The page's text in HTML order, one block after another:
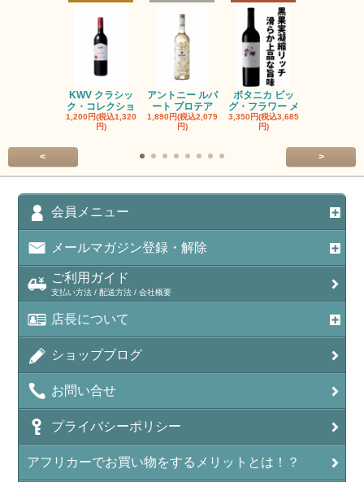
KWV クラシッ
ク・コレクショ
1,200円(税込1,320
円)
アントニー ルパ
ート プロテア
1,890円(税込2,079
円)
ボタニカ ビッ
グ・フラワー メ
3,350円(税込3,685
円)
< >
会員メニュー
メールマガジン登録・解除
ご利用ガイド
支払い方法 / 配送方法 / 会社概要
店長について
ショップブログ
お問い合せ
プライバシーポリシー
アフリカーでお買い物をするメリットとは！？